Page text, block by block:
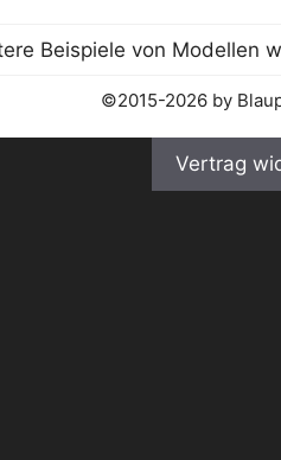
©2015-2026 by
Vertrag